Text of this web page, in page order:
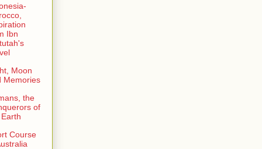
Ibn
Moon
Memories
the
of
Course